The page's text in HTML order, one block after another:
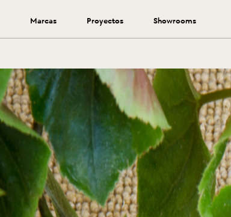
Marcas Proyectos Showrooms
Prolonga la vida de tu alfombra siguiendo estos consejos.
Ver más